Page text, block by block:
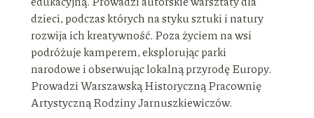
dzieci, podczas których na styku sztuki i natury
rozwija ich kreatywność. Poza życiem na wsi
podróżuje kamperem, eksplorując parki
narodowe i obserwując lokalną przyrodę Europy.
Prowadzi Warszawską Historyczną Pracownię
Artystyczną Rodziny Jarnuszkiewiczów.